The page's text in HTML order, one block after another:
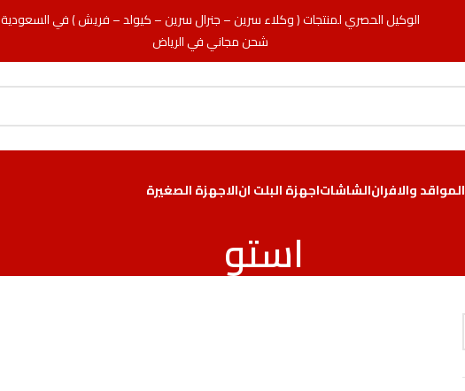
الوكيل الحصري لمنتجات ( وكلاء سرين – جنرال سرين – كيولد – فريش ) في السعودية
شحن مجاني في الرياض
المواقد والافرانالشاشاتاجهزة البلت انالاجهزة الصغيرة
استو